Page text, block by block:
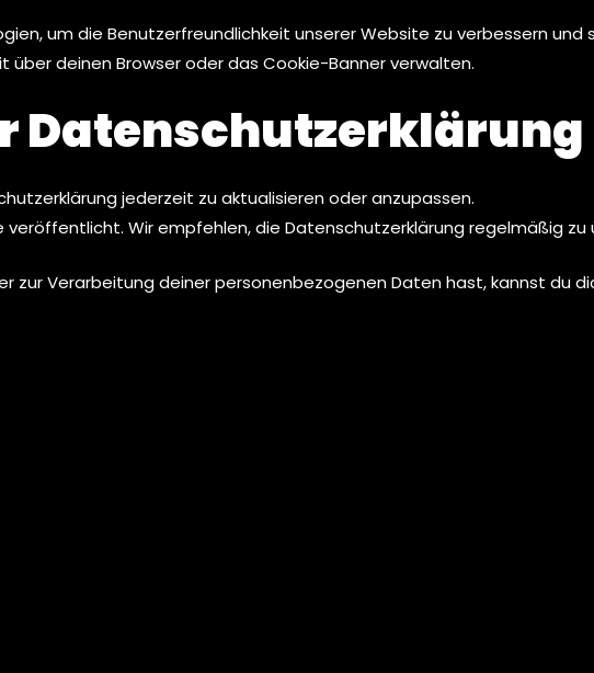
um die Benutzerfreundlichkeit unserer Website zu verbessern
über deinen Browser oder das Cookie-Banner verwalten.
Datenschutzerklärung
jederzeit zu aktualisieren oder anzupassen.
Wir empfehlen, die Datenschutzerklärung regelmäßig zu
zur Verarbeitung deiner personenbezogenen Daten hast, kannst du